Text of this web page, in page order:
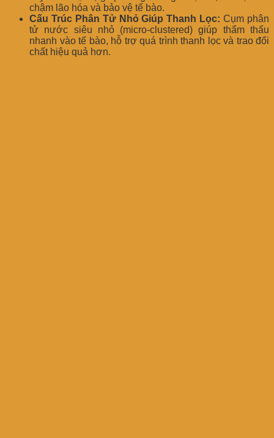
chậm lão hóa và bảo vệ tế bào.
Cấu Trúc Phân Tử Nhỏ Giúp Thanh Lọc:Cụm phân
tử nước siêu nhỏ (micro-clustered) giúp thẩm thấu
nhanh vào tế bào, hỗ trợ quá trình thanh lọc và trao đổi
chất hiệu quả hơn.